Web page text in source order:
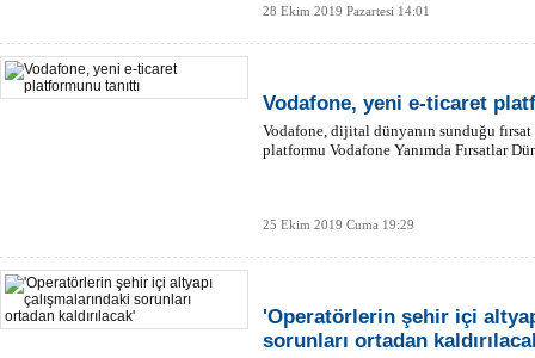
28 Ekim 2019 Pazartesi 14:01
Vodafone, yeni e-ticaret
Vodafone, dijital dünyanın sunduğu
platformu Vodafone Yanımda Fırsatlar
25 Ekim 2019 Cuma 19:29
'Operatörlerin şehir içi
sorunları ortadan